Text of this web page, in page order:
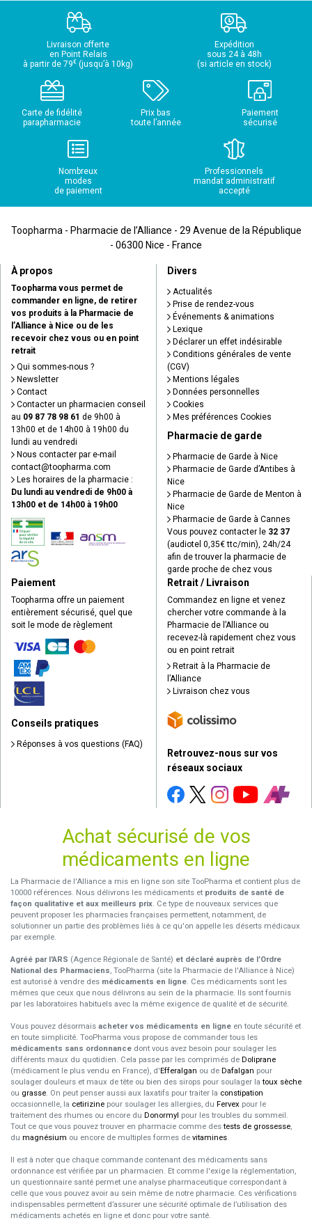
Livraison offerte
en Point Relais
à partir de 79€ (jusqu’à 10kg)
Expédition
sous 24 à 48h
(si article en stock)
Carte de fidélité
parapharmacie
Prix bas
toute l’année
Paiement
sécurisé
Nombreux
modes
de paiement
Professionnels
mandat administratif
accepté
Toopharma - Pharmacie de l’Alliance - 29 Avenue de la République
- 06300 Nice - France
À propos
Toopharma vous permet de
commander en ligne, de retirer
vos produits à la Pharmacie de
l’Alliance à Nice ou de les
recevoir chez vous ou en point
retrait
Qui sommes-nous ?
Newsletter
Contact
Contacter un pharmacien conseil
au 09 87 78 98 61 de 9h00 à
13h00 et de 14h00 à 19h00 du
lundi au vendredi
Nous contacter par e-mail
contact@toopharma.com
Les horaires de la pharmacie :
Du lundi au vendredi de 9h00 à
13h00 et de 14h00 à 19h00
Divers
Actualités
Prise de rendez-vous
Événements & animations
Lexique
Déclarer un effet indésirable
Conditions générales de vente
(CGV)
Mentions légales
Données personnelles
Cookies
Mes préférences Cookies
Pharmacie de garde
Pharmacie de Garde à Nice
Pharmacie de Garde d’Antibes à
Nice
Pharmacie de Garde de Menton à
Nice
Pharmacie de Garde à Cannes
Vous pouvez contacter le 32 37
(audiotel 0,35€ ttc/min), 24h/24
afin de trouver la pharmacie de
garde proche de chez vous
Paiement
Toopharma offre un paiement
entièrement sécurisé, quel que
soit le mode de règlement
Conseils pratiques
Réponses à vos questions (FAQ)
Retrait / Livraison
Commandez en ligne et venez
chercher votre commande à la
Pharmacie de l’Alliance ou
recevez-là rapidement chez vous
ou en point retrait
Retrait à la Pharmacie de
l’Alliance
Livraison chez vous
Retrouvez-nous sur vos
réseaux sociaux
Achat sécurisé de vos
médicaments en ligne
La Pharmacie de l'Alliance a mis en ligne son site TooPharma et contient plus de
10000 références. Nous délivrons les médicaments et produits de santé de
façon qualitative et aux meilleurs prix. Ce type de nouveaux services que
peuvent proposer les pharmacies françaises permettent, notamment, de
solutionner un partie des problèmes liés à ce qu'on appelle les déserts médicaux
par exemple.
Agréé par l'ARS (Agence Régionale de Santé) et déclaré auprès de l’Ordre
National des Pharmaciens, TooPharma (site la Pharmacie de l'Alliance à Nice)
est autorisé à vendre des médicaments en ligne. Ces médicaments sont les
mêmes que ceux que nous délivrons au sein de la pharmacie. Ils sont fournis
par les laboratoires habituels avec la même exigence de qualité et de sécurité.
Vous pouvez désormais acheter vos médicaments en ligne en toute sécurité et
en toute simplicité. TooPharma vous propose de commander tous les
médicaments sans ordonnance dont vous avez besoin pour soulager les
différents maux du quotidien. Cela passe par les comprimés de Doliprane
(médicament le plus vendu en France), d'Efferalgan ou de Dafalgan pour
soulager douleurs et maux de tête ou bien des sirops pour soulager latoux sèche
ou grasse. On peut penser aussi aux laxatifs pour traiter la constipation
occasionnelle, la cetirizine pour soulager les allergies, du Fervex pour le
traitement des rhumes ou encore du Donormyl pour les troubles du sommeil.
Tout ce que vous pouvez trouver en pharmacie comme destests de grossesse,
du magnésium ou encore de multiples formes de vitamines.
Il est à noter que chaque commande contenant des médicaments sans
ordonnance est vérifiée par un pharmacien. Et comme l'exige la réglementation,
un questionnaire santé permet une analyse pharmaceutique correspondant à
celle que vous pouvez avoir au sein même de notre pharmacie. Ces vérifications
indispensables permettent d’assurer une sécurité optimale de l’utilisation des
médicaments achetés en ligne et donc pour votre santé.